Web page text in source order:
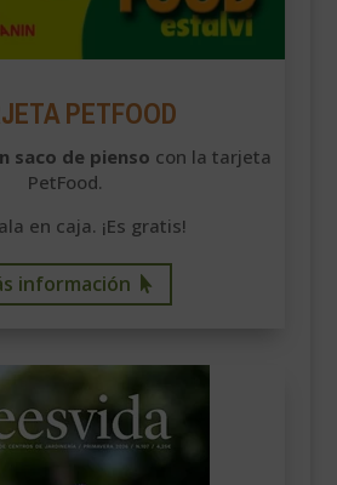
PETFOOD
saco de pienso con la tarjeta
PetFood.
en caja. ¡Es gratis!
información